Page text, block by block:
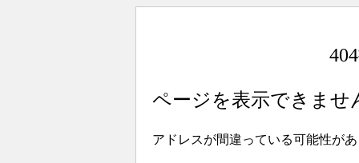
ページを表示できませ
アドレスが間違っている可能性が